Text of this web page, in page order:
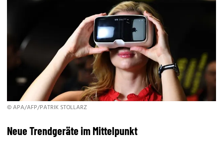
© APA/AFP/PATRIK STOLLARZ
Neue Trendgeräte im Mittelpunkt